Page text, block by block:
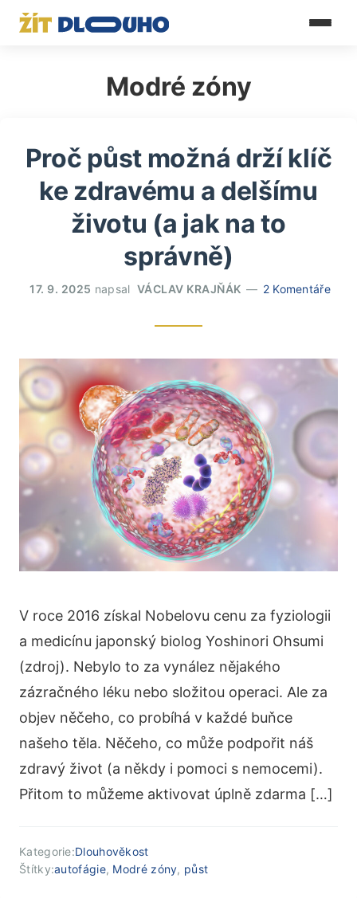
Modré zóny
Proč půst možná drží klíč
ke zdravému a delšímu
životu (a jak na to
správně)
17. 9. 2025 napsal VÁCLAV KRAJŇÁK 2 Komentáře
V roce 2016 získal Nobelovu cenu za fyziologii
a medicínu japonský biolog Yoshinori Ohsumi
(zdroj). Nebylo to za vynález nějakého
zázračného léku nebo složitou operaci. Ale za
objev něčeho, co probíhá v každé buňce
našeho těla. Něčeho, co může podpořit náš
zdravý život (a někdy i pomoci s nemocemi).
Přitom to můžeme aktivovat úplně zdarma […]
Kategorie:Dlouhověkost
Štítky:autofágie, Modré zóny, půst